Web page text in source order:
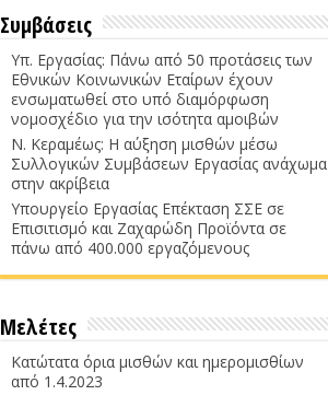
Συμβάσεις
Υπ. Εργασίας: Πάνω από 50 προτάσεις των
Εθνικών Κοινωνικών Εταίρων έχουν
ενσωματωθεί στο υπό διαμόρφωση
νομοσχέδιο για την ισότητα αμοιβών
Ν. Κεραμέως: Η αύξηση μισθών μέσω
Συλλογικών Συμβάσεων Εργασίας ανάχωμα
στην ακρίβεια
Υπουργείο Εργασίας Επέκταση ΣΣΕ σε
Επισιτισμό και Ζαχαρώδη Προϊόντα σε
πάνω από 400.000 εργαζόμενους
Μελέτες
Κατώτατα όρια μισθών και ημερομισθίων
από 1.4.2023